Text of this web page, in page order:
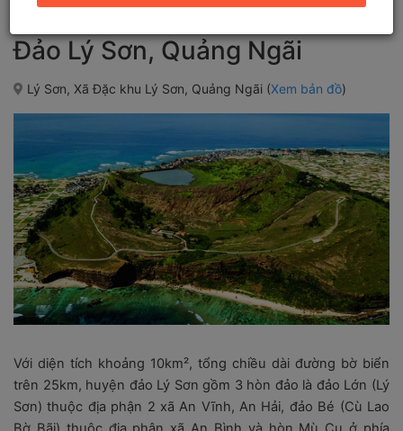
Đảo Lý Sơn, Quảng Ngãi
Lý Sơn, Xã Đặc khu Lý Sơn, Quảng Ngãi (Xem bản đồ)
Với diện tích khoảng 10km², tổng chiều dài đường bờ biển
trên 25km, huyện đảo Lý Sơn gồm 3 hòn đảo là đảo Lớn (Lý
Sơn) thuộc địa phận 2 xã An Vĩnh, An Hải, đảo Bé (Cù Lao